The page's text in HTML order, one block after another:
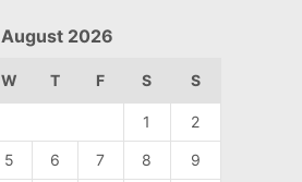
August 2026
W T F S S
1 2
5 6 7 8 9